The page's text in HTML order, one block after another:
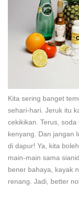
Kita sering banget
sehari-hari. Jeruk itu
cekikikan. Terus,
kenyang. Dan jangan
di dapur! Ya, kita
main-main sama
bener bahaya, kayak
renang. Jadi, better